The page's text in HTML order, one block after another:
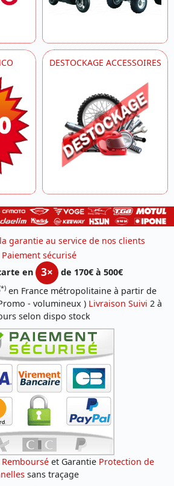
DESTOCKAGE ACCESSOIRES
la garantie au service de nos clients
Paiement sécurisé
en
3×
de 170€ à 500€
en France métropolitaine à partir de
- volumineux ) Livraison Suivi 2 à
selon dispo stock
et Garantie Protection de
sans traçage